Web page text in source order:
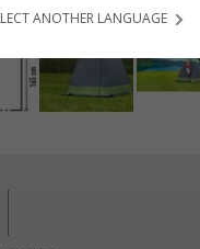
ANOTHER LANGUAGE